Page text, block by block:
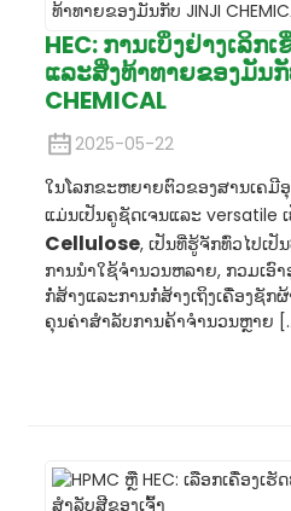
HEC: ການເບິ່ງຢ່າງເລິກ
ແລະສິ່ງທ້າທາຍຂອງມັນ
CHEMICAL
2025-05-22
ໃນ​ໂລກ​ຂະ​ຫຍາຍ​ຕົວ​ຂອງ​ສານ​ເຄ​
ແມ່ນ​ເປັນ​ຄູ​ຊັດ​ເຈນ​ແລະ versatile
Cellulose, ເປັນທີ່ຮູ້ຈັກທົ່ວໄປເປັນ
ການນໍາໃຊ້ຈໍານວນຫລາຍ, ກວມເອົ
ກໍ່ສ້າງແລະການກໍ່ສ້າງເຖິງເຄື່ອງຊັ
ຄຸນຄ່າສໍາລັບການຄ້າຈໍານວນຫຼາຍ